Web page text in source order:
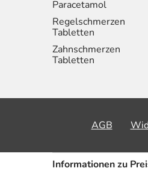
Paracetamol
Regelschmerzen
Tabletten
Zahnschmerzen
Tabletten
AGB
Informationen zu